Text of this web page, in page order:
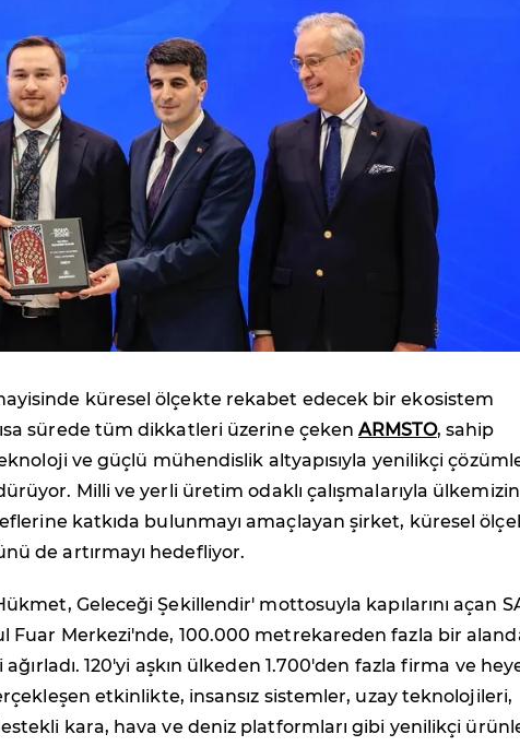
küresel ölçekte rekabet edecek bir ekosistem
sürede tüm dikkatleri üzerine çekenARMSTO, sahip
ve güçlü mühendislik altyapısıyla yenilikçi
Milli ve yerli üretim odaklı çalışmalarıyla ülkemizin
katkıda bulunmayı amaçlayan şirket, küresel
de artırmayı hedefliyor.
Geleceği Şekillendir' mottosuyla kapılarını açan
Fuar Merkezi'nde, 100.000 metrekareden fazla bir
120'yi aşkın ülkeden 1.700'den fazla firma ve
etkinlikte, insansız sistemler, uzay teknolojileri,
kara, hava ve deniz platformları gibi yenilikçi